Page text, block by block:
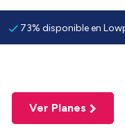
73% disponible en
Ver Planes